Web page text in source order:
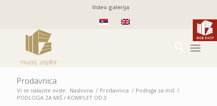
Video galerija
Prodavnica
Vi se nalazite ovde: Naslovna / Prodavnica / Podloga za miš /
PODLOGA ZA MIŠ / KOMPLET OD 3